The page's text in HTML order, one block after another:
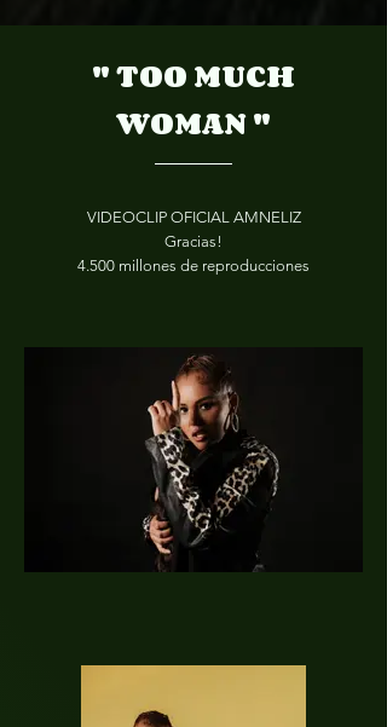
" TOO MUCH
WOMAN "
VIDEOCLIP OFICIAL AMNELIZ
Gracias!
4.500 millones de reproducciones